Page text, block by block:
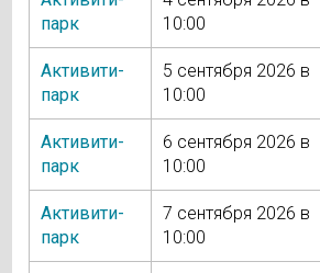
парк
10:00
Активити-
парк
5 сентября 2026 в
10:00
Активити-
парк
6 сентября 2026 в
10:00
Активити-
парк
7 сентября 2026 в
10:00